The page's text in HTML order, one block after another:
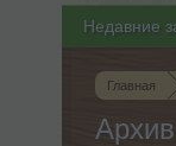
Главная
Недавние